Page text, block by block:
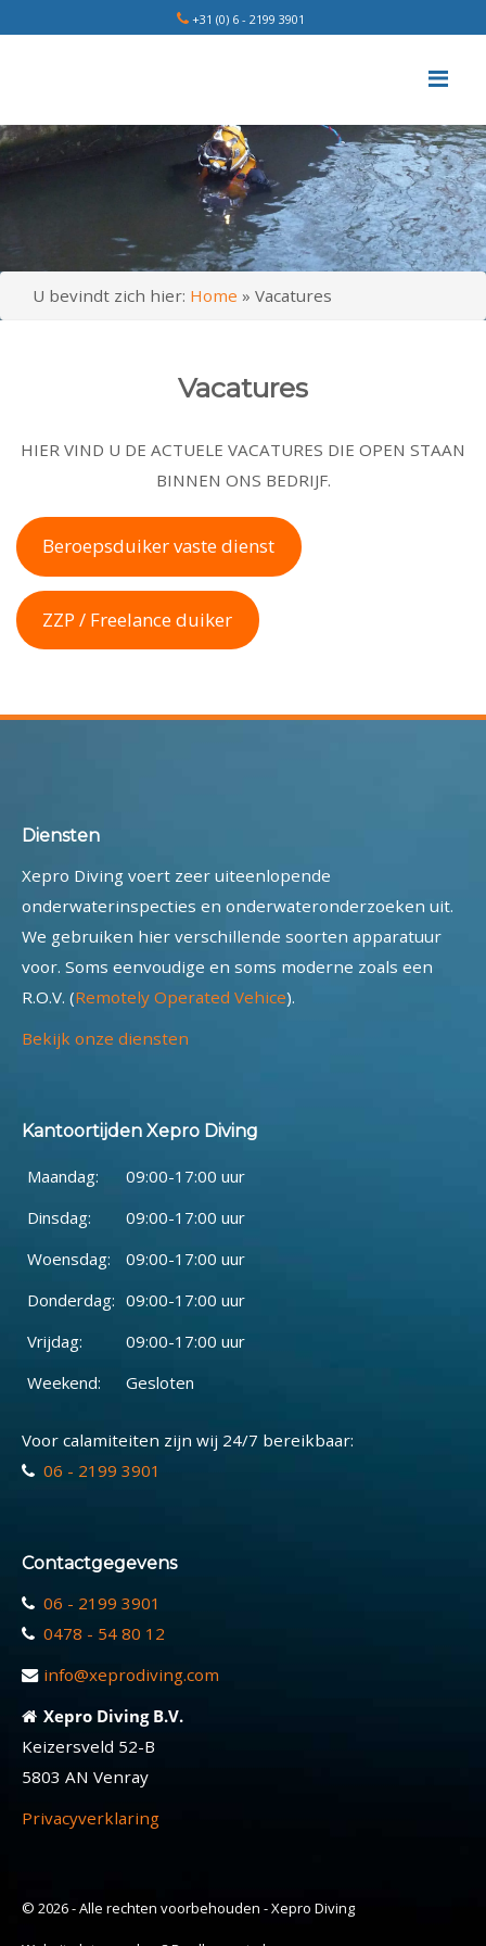
+31 (0) 6 - 2199 3901
U bevindt zich hier: Home » Vacatures
Vacatures
HIER VIND U DE ACTUELE VACATURES DIE OPEN STAAN
BINNEN ONS BEDRIJF.
Beroepsduiker vaste dienst
ZZP / Freelance duiker
Diensten
Xepro Diving voert zeer uiteenlopende
onderwaterinspecties en onderwateronderzoeken uit.
We gebruiken hier verschillende soorten apparatuur
voor. Soms eenvoudige en soms moderne zoals een
R.O.V. (Remotely Operated Vehice).
Bekijk onze diensten
Kantoortijden Xepro Diving
Maandag:
09:00-17:00 uur
Dinsdag:
09:00-17:00 uur
Woensdag:
09:00-17:00 uur
Donderdag: 09:00-17:00 uur
Vrijdag:
09:00-17:00 uur
Weekend:
Gesloten
Voor calamiteiten zijn wij 24/7 bereikbaar:
06 - 2199 3901
Contactgegevens
06 - 2199 3901
0478 - 54 80 12
info@xeprodiving.com
Xepro Diving B.V.
Keizersveld 52-B
5803 AN Venray
Privacyverklaring
© 2026 - Alle rechten voorbehouden - Xepro Diving